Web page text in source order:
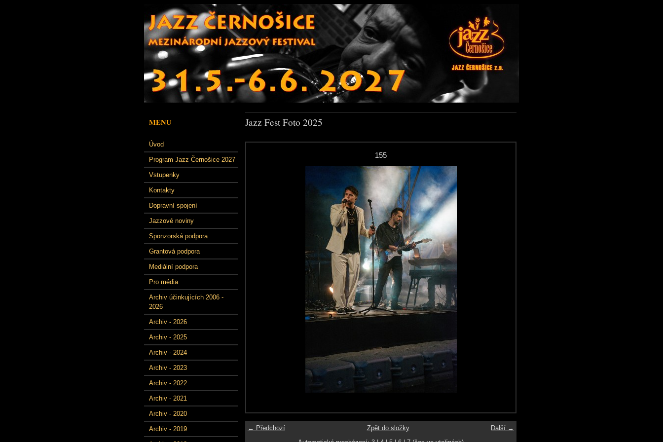
MENU
Úvod
Program Jazz Černošice 2027
Vstupenky
Kontakty
Dopravní spojení
Jazzové noviny
Sponzorská podpora
Grantová podpora
Mediální podpora
Pro média
Archiv účinkujících 2006 -
2026
Archiv - 2026
Archiv - 2025
Archiv - 2024
Archiv - 2023
Archiv - 2022
Archiv - 2021
Archiv - 2020
Archiv - 2019
Jazz Fest Foto 2025
155
← Předchozí Další →
Zpět do složky